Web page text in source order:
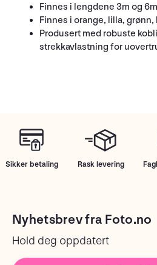
Finnes i lengdene 3m og
Finnes i orange, lilla, grønn,
Produsert med robuste
strekkavlastning for
Sikker betaling Rask levering
Nyhetsbrev fra Foto.no
Hold deg oppdatert